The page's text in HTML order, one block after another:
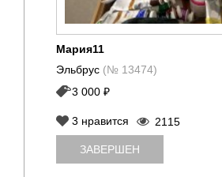
Мария11
Эльбрус (№ 13474)
3 000 ₽
3 нравится 2115
ЗАВЕРШЕН